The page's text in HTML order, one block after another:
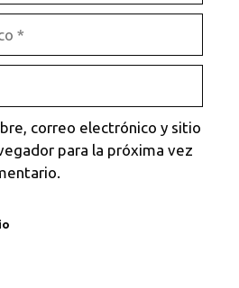
correo electrónico y sitio
para la próxima vez